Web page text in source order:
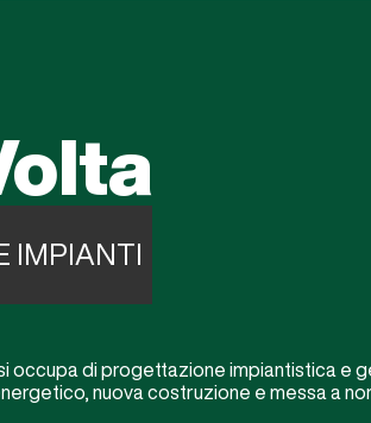
IMPIANTI
occupa di progettazione impiantistica e
nuova costruzione e messa a